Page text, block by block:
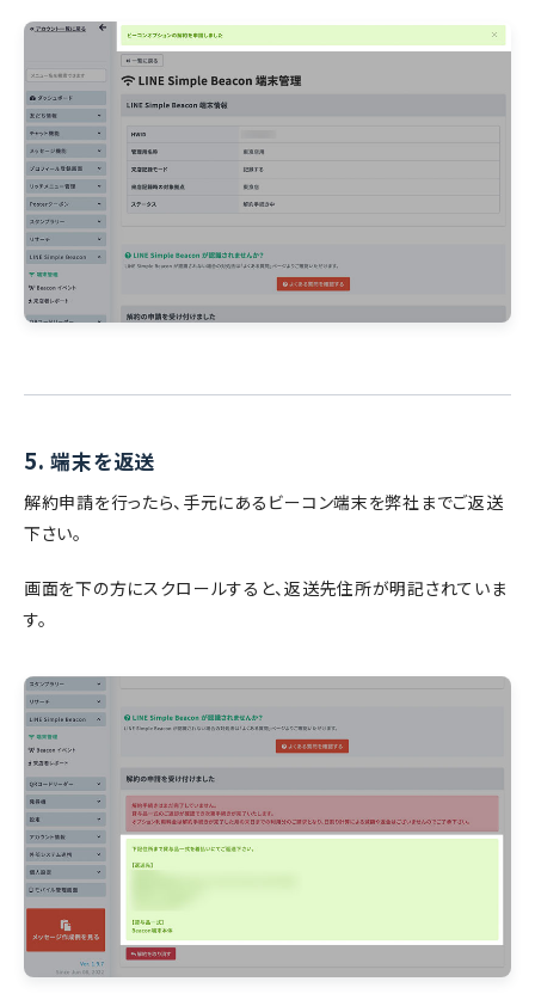
5. 端末を返送
解約申請を行ったら、手元にあるビーコン端末を弊社までご返送
下さい。
画面を下の方にスクロールすると、返送先住所が明記されていま
す。